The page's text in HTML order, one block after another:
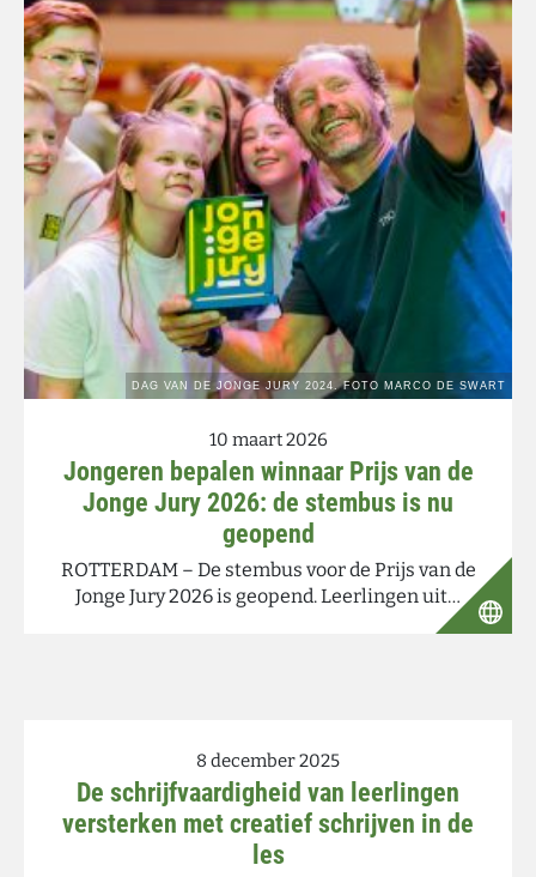
10 maart 2026
Jongeren bepalen winnaar Prijs van de
Jonge Jury 2026: de stembus is nu
geopend
ROTTERDAM – De stembus voor de Prijs van de
Jonge Jury 2026 is geopend. Leerlingen uit…
8 december 2025
De schrijfvaardigheid van leerlingen
versterken met creatief schrijven in de
les